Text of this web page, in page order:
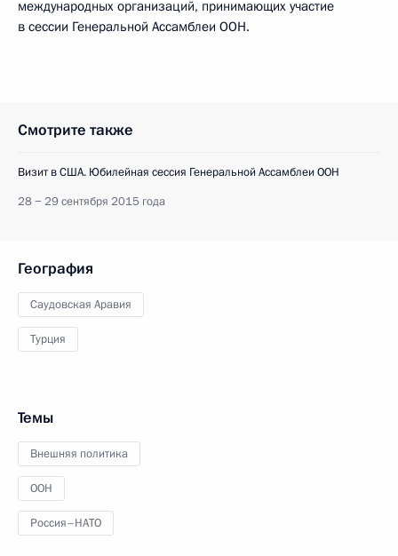
международных организаций, принимающих участие
в сессии Генеральной Ассамблеи ООН.
Смотрите также
Визит в США. Юбилейная сессия Генеральной Ассамблеи ООН
28 − 29 сентября 2015 года
География
Саудовская Аравия
Турция
Темы
Внешняя политика
ООН
Россия–НАТО